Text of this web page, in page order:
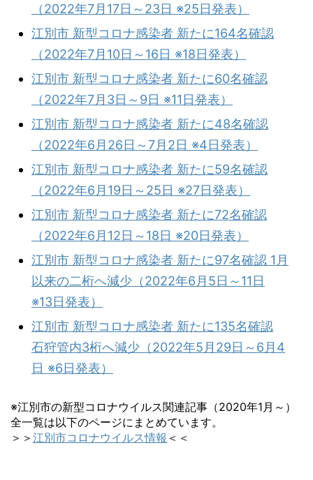
（2022年7月17日～23日 ※25日発表）
江別市 新型コロナ感染者 新たに164名確認
（2022年7月10日～16日 ※18日発表）
江別市 新型コロナ感染者 新たに60名確認
（2022年7月3日～9日 ※11日発表）
江別市 新型コロナ感染者 新たに48名確認
（2022年6月26日～7月2日 ※4日発表）
江別市 新型コロナ感染者 新たに59名確認
（2022年6月19日～25日 ※27日発表）
江別市 新型コロナ感染者 新たに72名確認
（2022年6月12日～18日 ※20日発表）
江別市 新型コロナ感染者 新たに97名確認 1月
以来の二桁へ減少（2022年6月5日～11日
※13日発表）
江別市 新型コロナ感染者 新たに135名確認
石狩管内3桁へ減少（2022年5月29日～6月4
日 ※6日発表）
※江別市の新型コロナウイルス関連記事（2020年1月～）
全一覧は以下のページにまとめています。
＞＞ 江別市コロナウイルス情報 ＜＜